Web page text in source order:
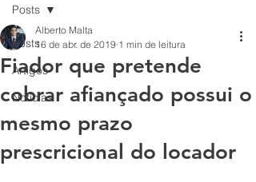
Posts
Artigos
Notícias
Posts
Fiador que pretende
cobrar afiançado possui o
mesmo prazo
prescricional do locador
Alberto Malta
16 de abr. de 2019 1 min de leitura